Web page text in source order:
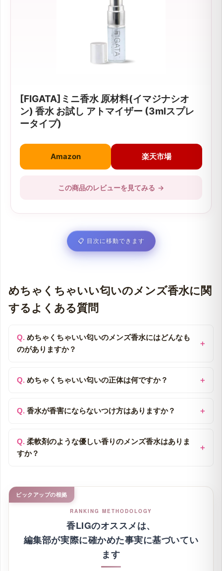
[FIGATA]ミニ香水 原材料(イマジナシオ
ン) 香水 お試し アトマイザー (3mlスプレ
ータイプ)
Amazon 楽天市場
この商品のレビューを見てみる →
📋 目次に移動できます
めちゃくちゃいい匂いのメンズ香水に関
するよくある質問
めちゃくちゃいい匂いのメンズ香水にはどんなも
のがありますか？
めちゃくちゃいい匂いの正体は何ですか？
香水が香害にならないつけ方はありますか？
柔軟剤のような優しい香りのメンズ香水はありま
すか？
ピックアップの根拠
RANKING METHODOLOGY
香LIGのオススメは、
編集部が実際に確かめた事実に基づいてい
ます